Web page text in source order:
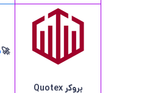
بروکر Quotex
🚀